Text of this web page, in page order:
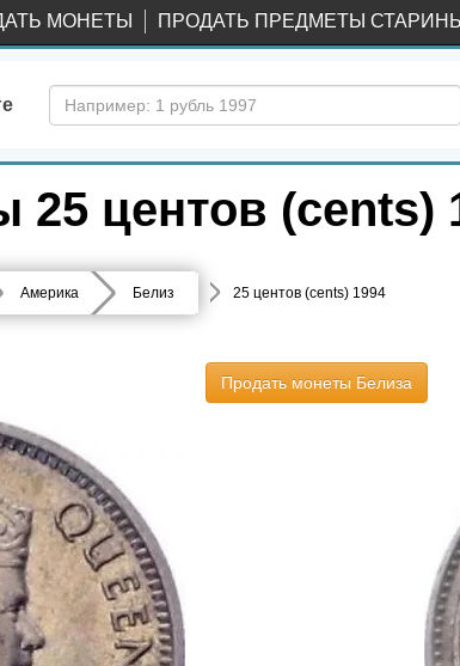
МОНЕТЫ ПРОДАТЬ ПРЕДМЕТЫ СТАРИНЫ
центов (cents)
Америка Белиз 25 центов (cents) 1994
Продать монеты Белиза